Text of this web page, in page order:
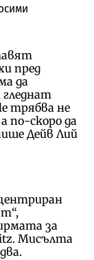
пред
да
трябва не
по-скоро да
Дейв Лий
за
Мисълта